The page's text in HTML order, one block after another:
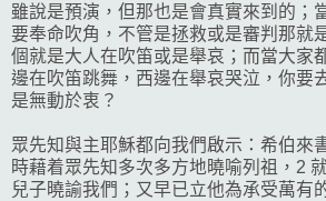
雖說是預演，但那也是會真實來到的；
要奉命吹角，不管是拯救或是審判那就
個就是大人在吹笛或是舉哀；而當大家
邊在吹笛跳舞，西邊在舉哀哭泣，你要
是無動於衷？
眾先知與主耶穌都向我們啟示：希伯來
時藉着眾先知多次多方地曉喻列祖，2
兒子曉諭我們；又早已立他為承受萬有